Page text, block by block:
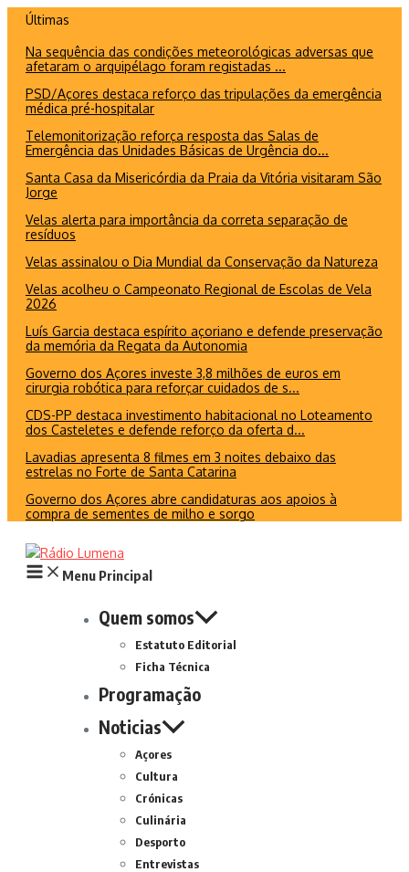
conteúdo
Últimas
Na sequência das condições meteorológicas adversas que
afetaram o arquipélago foram registadas ...
PSD/Açores destaca reforço das tripulações da emergência
médica pré-hospitalar
Telemonitorização reforça resposta das Salas de
Emergência das Unidades Básicas de Urgência do...
Santa Casa da Misericórdia da Praia da Vitória visitaram São
Jorge
Velas alerta para importância da correta separação de
resíduos
Velas assinalou o Dia Mundial da Conservação da Natureza
Velas acolheu o Campeonato Regional de Escolas de Vela
2026
Luís Garcia destaca espírito açoriano e defende preservação
da memória da Regata da Autonomia
Governo dos Açores investe 3,8 milhões de euros em
cirurgia robótica para reforçar cuidados de s...
CDS-PP destaca investimento habitacional no Loteamento
dos Casteletes e defende reforço da oferta d...
Lavadias apresenta 8 filmes em 3 noites debaixo das
estrelas no Forte de Santa Catarina
Governo dos Açores abre candidaturas aos apoios à
compra de sementes de milho e sorgo
Menu Principal
Quem somos
Estatuto Editorial
Ficha Técnica
Programação
Noticias
Açores
Cultura
Crónicas
Culinária
Desporto
Entrevistas